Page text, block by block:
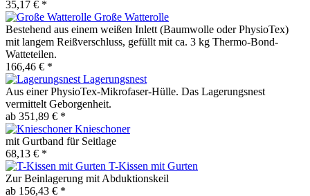
35,17 € *
Große Watterolle
Bestehend aus einem weißen Inlett (Baumwolle oder PhysioTex)
mit langem Reißverschluss, gefüllt mit ca. 3 kg Thermo-Bond-
Watteteilen.
166,46 € *
Lagerungsnest
Aus einer PhysioTex-Mikrofaser-Hülle. Das Lagerungsnest
vermittelt Geborgenheit.
ab 351,89 € *
Knieschoner
mit Gurtband für Seitlage
68,13 € *
T-Kissen mit Gurten
Zur Beinlagerung mit Abduktionskeil
ab 156,43 € *